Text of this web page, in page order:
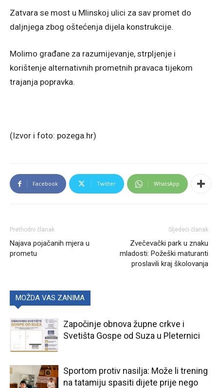
Zatvara se most u Mlinskoj ulici za sav promet do
daljnjega zbog oštećenja dijela konstrukcije.
Molimo građane za razumijevanje, strpljenje i
korištenje alternativnih prometnih pravaca tijekom
trajanja popravka.
(Izvor i foto: pozega.hr)
Facebook Twitter WhatsApp
Prethodni članak
Najava pojačanih mjera u
prometu
Sljedeći članak
Zvečevački park u znaku
mladosti: Požeški maturanti
proslavili kraj školovanja
MOŽDA VAS ZANIMA
Započinje obnova župne crkve i
Svetišta Gospe od Suza u Pleternici
Sportom protiv nasilja: Može li trening
na tatamiju spasiti dijete prije nego